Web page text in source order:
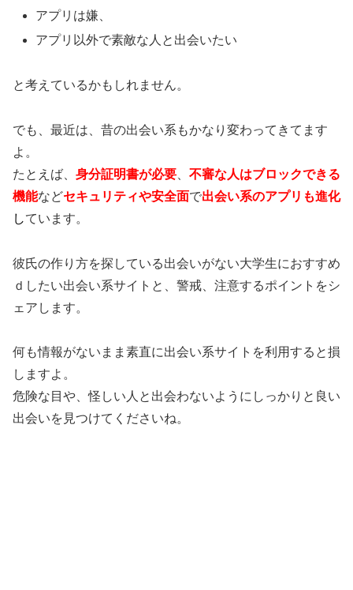
アプリは嫌、
アプリ以外で素敵な人と出会いたい
と考えているかもしれません。
でも、最近は、昔の出会い系もかなり変わってきてます
よ。
たとえば、 身分証明書が必要
不審な人はブロックできる
機能などセキュリティや安全面で出会い系のアプリも進化
しています。
彼氏の作り方を探している出会いがない大学生におすすめ
ｄしたい出会い系サイトと、警戒、注意するポイントをシ
ェアします。
何も情報がないまま素直に出会い系サイトを利用すると損
しますよ。
危険な目や、怪しい人と出会わないようにしっかりと良い
出会いを見つけてくださいね。